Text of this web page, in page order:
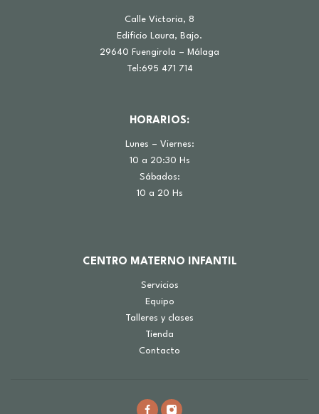
Calle Victoria, 8
Edificio Laura, Bajo.
29640 Fuengirola – Málaga
Tel:695 471 714
HORARIOS:
Lunes – Viernes:
10 a 20:30 Hs
Sábados:
10 a 20 Hs
CENTRO MATERNO INFANTIL
Servicios
Equipo
Talleres y clases
Tienda
Contacto